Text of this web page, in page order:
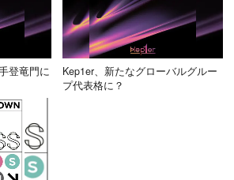
登竜門に
Kep1er、新たなグローバルグルー
プ代表格に？